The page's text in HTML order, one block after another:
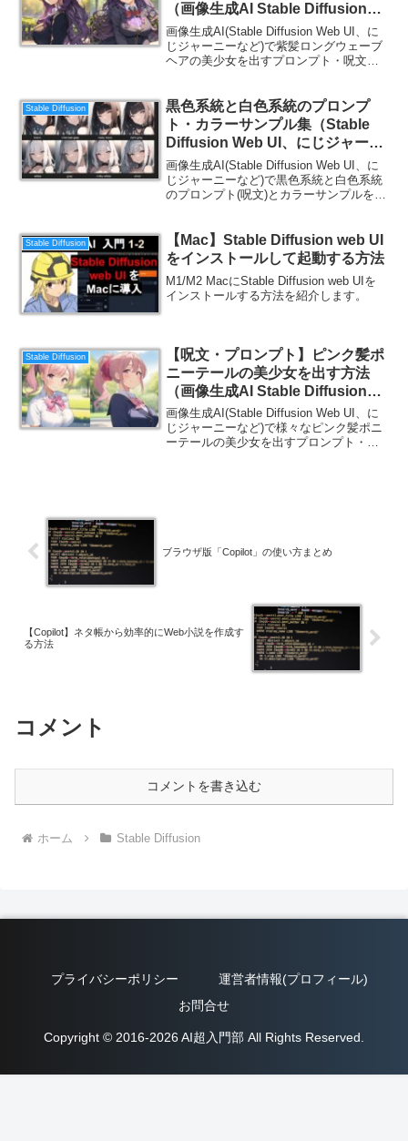
（画像生成AI Stable Diffusion
Web UI）
画像生成AI(Stable Diffusion Web UI、に
じジャーニーなど)で紫髪ロングウェーブ
ヘアの美少女を出すプロンプト・呪文集
Stable Diffusion
黒色系統と白色系統のプロンプ
ト・カラーサンプル集（Stable
Diffusion Web UI、にじジャーニ
ー）
画像生成AI(Stable Diffusion Web UI、に
じジャーニーなど)で黒色系統と白色系統
のプロンプト(呪文)とカラーサンプルを紹
Stable Diffusion
【Mac】Stable Diffusion web UI
をインストールして起動する方法
M1/M2 MacにStable Diffusion web UIを
インストールする方法を紹介します。
Stable Diffusion
【呪文・プロンプト】ピンク髪ポ
ニーテールの美少女を出す方法
（画像生成AI Stable Diffusion
Web UI）
画像生成AI(Stable Diffusion Web UI、に
じジャーニーなど)で様々なピンク髪ポニ
ーテールの美少女を出すプロンプト・呪
ブラウザ版「Copilot」の使い方まとめ
【Copilot】ネタ帳から効率的にWeb小説を作成す
る方法
コメント
コメントを書き込む
ホーム Stable Diffusion
プライバシーポリシー
運営者情報(プロフィール)
お問合せ
Copyright © 2016-2026 AI超入門部 All Rights Reserved.